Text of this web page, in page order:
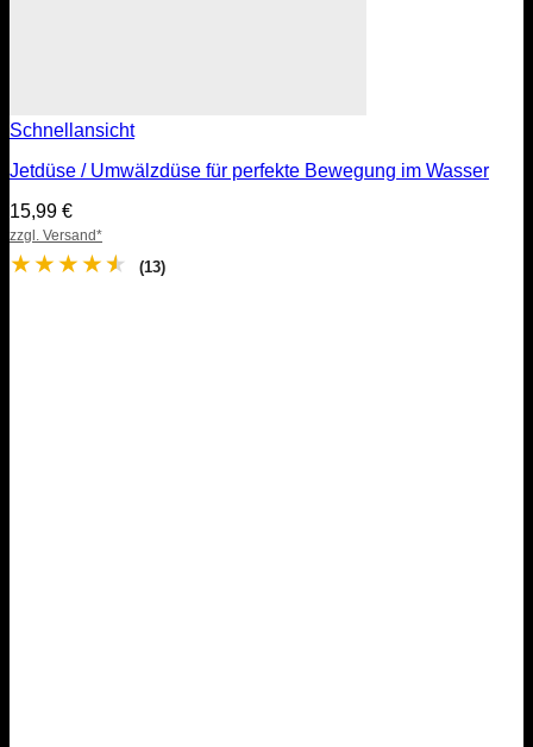
Schnellansicht
Jetdüse / Umwälzdüse für perfekte Bewegung im Wasser
15,99 €
zzgl. Versand*
★★★★★ (13)